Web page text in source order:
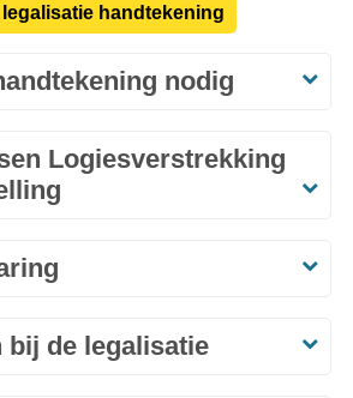
handtekening
nodig
Logiesverstrekking
bij de legalisatie